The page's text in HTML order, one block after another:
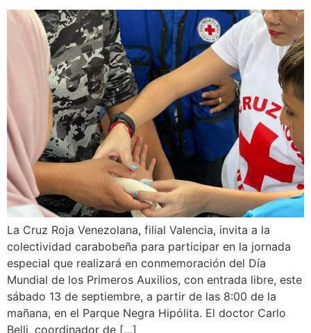
La Cruz Roja Venezolana, filial Valencia, invita a la
colectividad carabobeña para participar en la jornada
especial que realizará en conmemoración del Día
Mundial de los Primeros Auxilios, con entrada libre, este
sábado 13 de septiembre, a partir de las 8:00 de la
mañana, en el Parque Negra Hipólita. El doctor Carlo
Belli, coordinador de […]